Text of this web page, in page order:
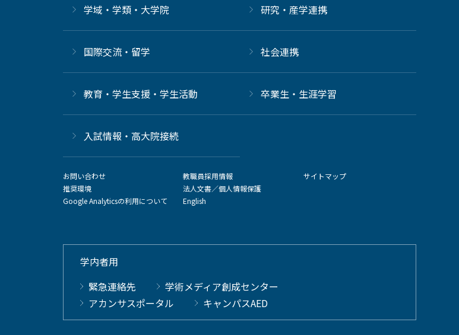
学域・学類・大学院 研究・産学連携
国際交流・留学 社会連携
教育・学生支援・学生活動 卒業生・生涯学習
⼊試情報・高大院接続
お問い合わせ
推奨環境
Google Analyticsの利用について
教職員採用情報
法人文書／個人情報保護
English
サイトマップ
学内者用
緊急連絡先
学術メディア創成センター
アカンサスポータル
キャンパスAED